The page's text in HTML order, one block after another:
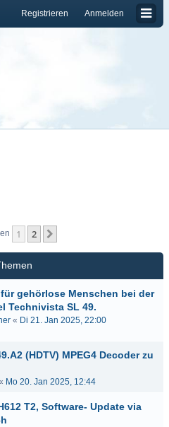
Anmelden
Registrieren
1 2
gehörlose Menschen bei der
Technivista SL 49.
« Di 21. Jan 2025, 22:00
(HDTV) MPEG4 Decoder zu
Mo 20. Jan 2025, 12:44
T2, Software- Update via